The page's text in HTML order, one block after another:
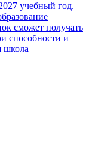
учебный год.
сможет получать
способности и
школа